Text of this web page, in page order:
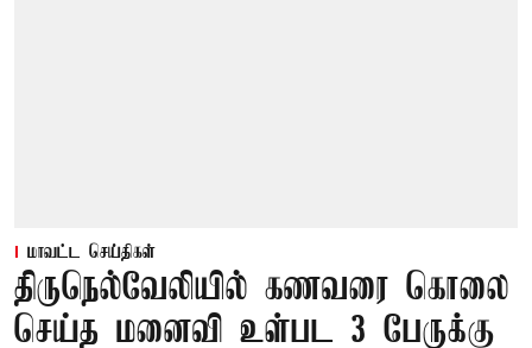
மாவட்ட செய்திகள்
திருநெல்வேலியில் கணவரை கொலை
செய்த மனைவி உள்பட 3 பேருக்கு